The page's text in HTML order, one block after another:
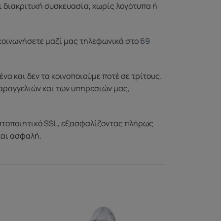
διακριτική συσκευασία, χωρίς λογότυπα ή
μαζί μας τηλεφωνικά στο69
και δεν τα κοινοποιούμε ποτέ σε τρίτους.
και των υπηρεσιών μας,
SSL, εξασφαλίζοντας πλήρως
ασφαλή.